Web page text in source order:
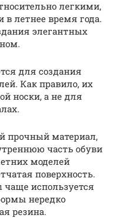
легкими,
летнее время года.
элегантных
для создания
Как правило, их
носки, а не для
прочный материал,
часть обуви
моделей
поверхность.
используется
нередко
резина.